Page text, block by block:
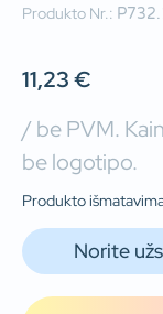
Produkto Nr.:
11,23€
/ be PVM.
be logotipo.
Produkto
Norite